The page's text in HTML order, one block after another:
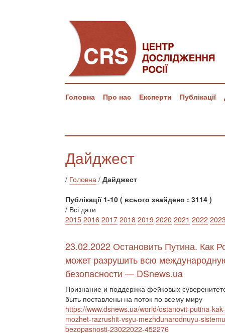
Головна Про нас Експерти Публікації
Дайджест
/ Головна / Дайджест
Публікації 1-10 ( всього знайдено : 3114 )
/ Всі дати
2015 2016 2017 2018 2019 2020 2021 2022
23.02.2022 Остановить Путина. Как
может разрушить всю
безопасности — DSnews.ua
Признание и поддержка фейковых
быть поставлены на поток по всему миру
https://www.dsnews.ua/world/ostanovit-putina-
mozhet-razrushit-vsyu-mezhdunarodnuyu-
bezopasnosti-23022022-452276